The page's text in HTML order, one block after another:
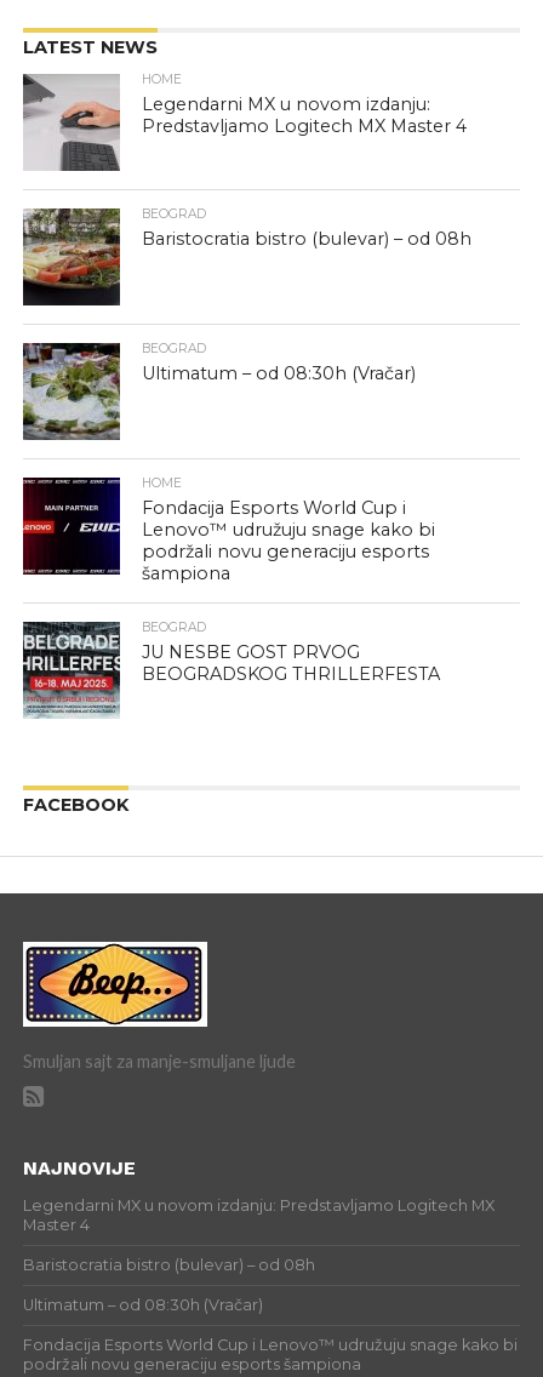
LATEST NEWS
HOME
Legendarni MX u novom izdanju:
Predstavljamo Logitech MX Master 4
BEOGRAD
Baristocratia bistro (bulevar) – od 08h
BEOGRAD
Ultimatum – od 08:30h (Vračar)
HOME
Fondacija Esports World Cup i
Lenovo™ udružuju snage kako bi
podržali novu generaciju esports
šampiona
BEOGRAD
JU NESBE GOST PRVOG
BEOGRADSKOG THRILLERFESTA
FACEBOOK
Smuljan sajt za manje-smuljane ljude
NAJNOVIJE
Legendarni MX u novom izdanju: Predstavljamo Logitech MX
Master 4
Baristocratia bistro (bulevar) – od 08h
Ultimatum – od 08:30h (Vračar)
Fondacija Esports World Cup i Lenovo™ udružuju snage kako bi
podržali novu generaciju esports šampiona